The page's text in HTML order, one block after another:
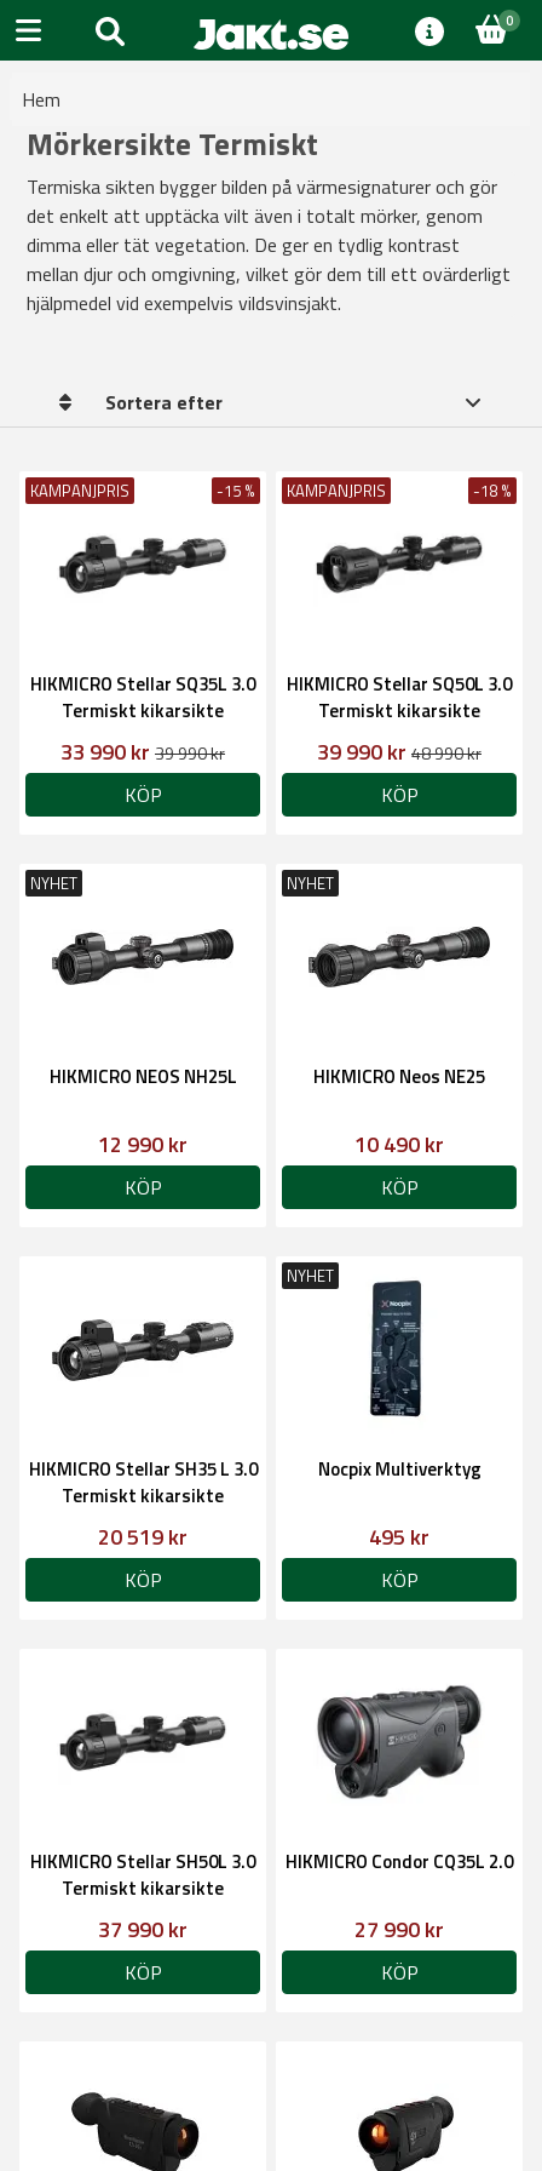
0
Hem
Mörkersikte Termiskt
Termiska sikten bygger bilden på värmesignaturer och gör
det enkelt att upptäcka vilt även i totalt mörker, genom
dimma eller tät vegetation. De ger en tydlig kontrast
mellan djur och omgivning, vilket gör dem till ett ovärderligt
hjälpmedel vid exempelvis vildsvinsjakt.
Sortera efter
KAMPANJPRIS -15 %
HIKMICRO Stellar SQ35L 3.0
Termiskt kikarsikte
33 990 kr 39 990 kr
KÖP
KAMPANJPRIS -18 %
HIKMICRO Stellar SQ50L 3.0
Termiskt kikarsikte
39 990 kr 48 990 kr
KÖP
NYHET
HIKMICRO NEOS NH25L
12 990 kr
KÖP
NYHET
HIKMICRO Neos NE25
10 490 kr
KÖP
HIKMICRO Stellar SH35 L 3.0
Termiskt kikarsikte
20 519 kr
KÖP
NYHET
Nocpix Multiverktyg
495 kr
KÖP
HIKMICRO Stellar SH50L 3.0
Termiskt kikarsikte
37 990 kr
KÖP
HIKMICRO Condor CQ35L 2.0
27 990 kr
KÖP